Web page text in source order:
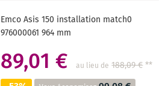
SOUHAITS
Emco Asis 150 installation match0
976000061 964 mm
89,01 € au lieu de 188,09 €**